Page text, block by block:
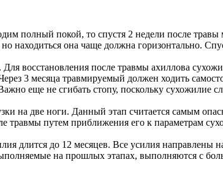
полный покой, то спустя 2 недели после
она чаще должна горизонтально.
восстановления после травмы ахиллова
3 месяца травмируемый должен ходить
еще не сгибать стопу, поскольку сухожилие
на две ноги. Данный этап считается самым
травмы путем приближения его к параметрам
длится до 12 месяцев. Все усилия направлены
на прошлых этапах, выполняются с